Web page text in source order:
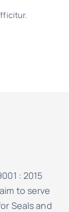
: 2015
to serve
Seals and